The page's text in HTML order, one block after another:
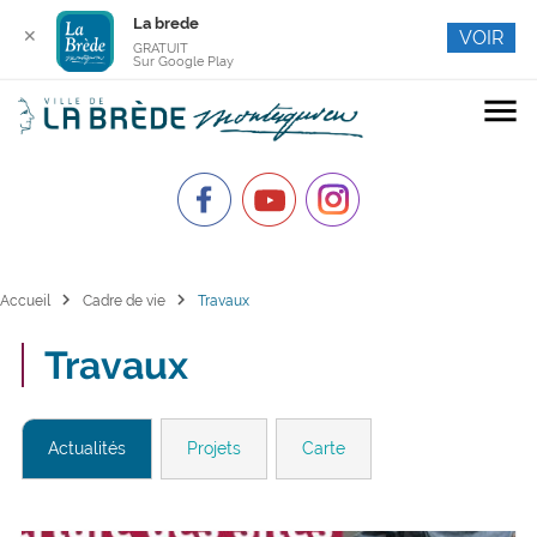
menu
Accueil chevron_right Cadre de vie chevron_right Travaux
Travaux
Actualités Projets Carte
✕
La brede
GRATUIT
Sur Google Play
VOIR